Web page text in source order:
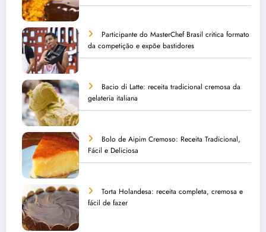
Participante do MasterChef Brasil critica formato
da competição e expõe bastidores
Bacio di Latte: receita tradicional cremosa da
gelateria italiana
Bolo de Aipim Cremoso: Receita Tradicional,
Fácil e Deliciosa
Torta Holandesa: receita completa, cremosa e
fácil de fazer